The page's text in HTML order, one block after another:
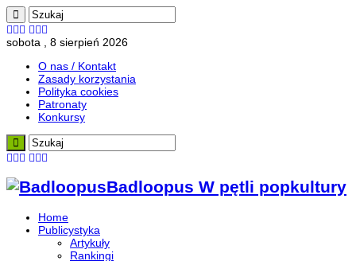
sobota , 8 sierpień 2026
O nas / Kontakt
Zasady korzystania
Polityka cookies
Patronaty
Konkursy
Badloopus W pętli popkultury
Home
Publicystyka
Artykuły
Rankingi